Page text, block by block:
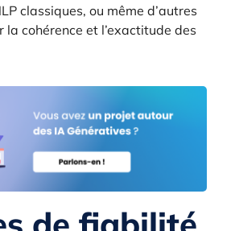
classiques, ou même d’autres
la cohérence et l’exactitude des